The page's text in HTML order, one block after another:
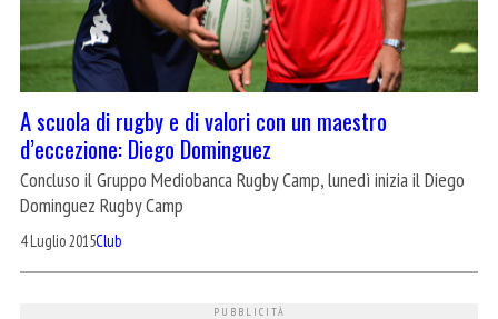
A scuola di rugby e di valori con un maestro
d’eccezione: Diego Dominguez
Concluso il Gruppo Mediobanca Rugby Camp, lunedì inizia il Diego
Dominguez Rugby Camp
4 Luglio 2015Club